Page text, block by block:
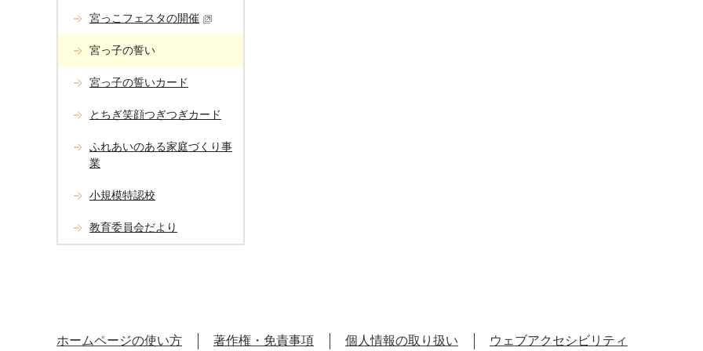
宮っこフェスタの開催
宮っ子の誓い
宮っ子の誓いカード
とちぎ笑顔つぎつぎカード
ふれあいのある家庭づくり事
業
小規模特認校
教育委員会だより
ホームページの使い方 著作権・免責事項 個人情報の取り扱い ウェブアクセシビリティ